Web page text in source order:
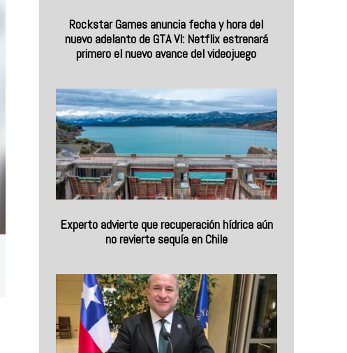
Rockstar Games anuncia fecha y hora del
nuevo adelanto de GTA VI: Netflix estrenará
primero el nuevo avance del videojuego
Experto advierte que recuperación hídrica aún
no revierte sequía en Chile